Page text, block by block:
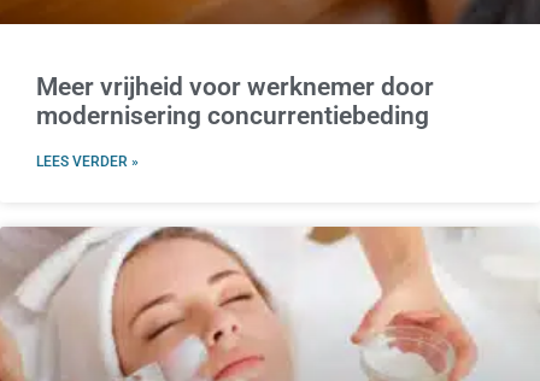
Meer vrijheid voor werknemer door
modernisering concurrentiebeding
LEES VERDER »